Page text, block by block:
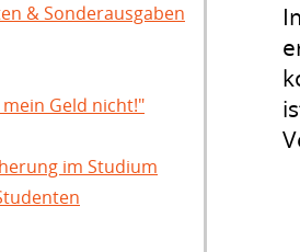
& Sonderausgaben
Geld nicht!"
im Studium